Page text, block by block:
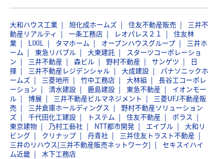
大和ハウス工業 旭化成ホームズ 住友不動産販売
三井不
動産リアルティ
一条工務店 レオパレス２１
住友林
業
LIXIL タマホーム オープンハウスグループ
三井ホ
ーム
東急リバブル 大東建託
スターツコーポレーショ
ン
三井不動産 森ビル 野村不動産 サンゲツ
日
揮
三井不動産レジデンシャル 大成建設
パナソニックホ
ームズ
三菱地所 竹中工務店 大林組
長谷工コーポレ
ーション
清水建設 鹿島建設 東急不動産
イオンモー
ル
博展 三井不動産ビルマネジメント
三菱UFJ不動産販
売
三井倉庫ホールディングス
野村不動産ソリューション
ズ
千代田化工建設 トステム 住友不動産
ポラス
東京建物
乃村工藝社 NTT都市開発 エイブル
大和リ
ビング
クリナップ 丹青社
三井住友トラスト不動産
三井のリハウス[三井不動産販売ネットワーク]
セキスイハイ
ム近畿
木下工務店